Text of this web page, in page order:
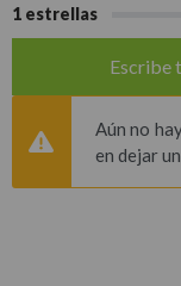
1 estrellas
Escribe
Aún no
en dejar